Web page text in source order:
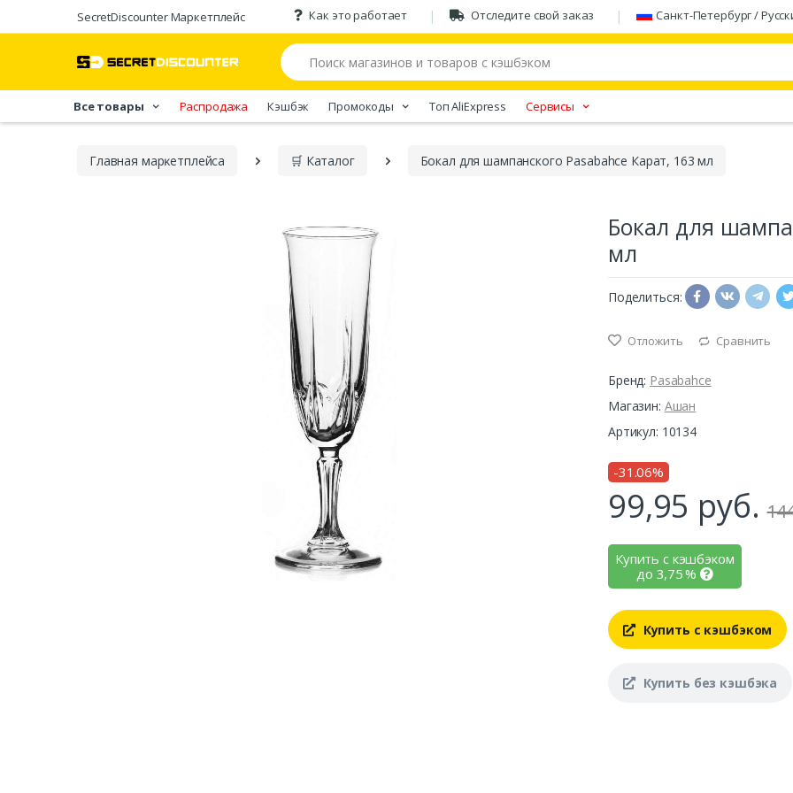
SecretDiscounter Маркетплейс Как это работает Отследите свой заказ Санкт-Петербург /
Все товары Распродажа Кэшбэк Промокоды Tоп AliExpress Сервисы
Главная марĸетплейса 🛒 Каталог Бокал для шампанского Pasabahce Карат, 163 мл
Бокал для
мл
Поделиться:
Отложить Сравнить
Бренд: Pasabahce
Магазин: Ашан
Артикул: 10134
-31.06%
99,95 руб.
Купить с кэшбэком
до 3,75%
Купить с кэшбэком
Купить без кэшбэка